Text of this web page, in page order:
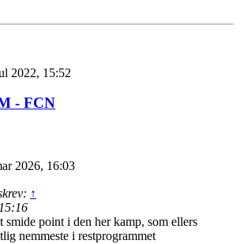
2022, 15:52
- FCN
2026, 16:03
↑
smide point i den her kamp, som ellers
nemmeste i restprogrammet